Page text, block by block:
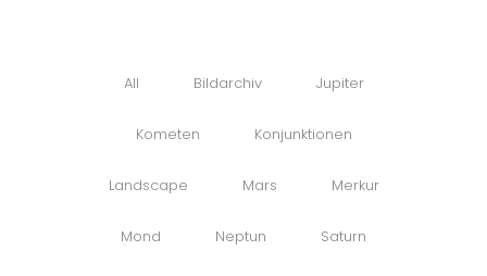
All Bildarchiv Jupiter
Kometen Konjunktionen
Landscape Mars Merkur
Mond Neptun Saturn